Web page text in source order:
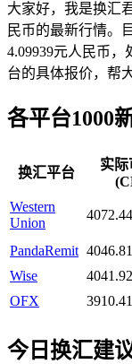
大家好，我是换汇
民币的最新行情。
4.09939元人民币
台的具体报价，帮
各平台1000
换汇平台
实际
Western
Union
4072.44
PandaRemit 4046.81
Wise
4041.92
OFX
3910.41
今日换汇建